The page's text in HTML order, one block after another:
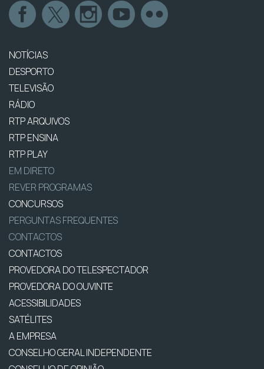
NOTÍCIAS
DESPORTO
TELEVISÃO
RÁDIO
RTP ARQUIVOS
RTP ENSINA
RTP PLAY
EM DIRETO
REVER PROGRAMAS
CONCURSOS
PERGUNTAS FREQUENTES
CONTACTOS
CONTACTOS
PROVEDORA DO TELESPECTADOR
PROVEDORA DO OUVINTE
ACESSIBILIDADES
SATÉLITES
A EMPRESA
CONSELHO GERAL INDEPENDENTE